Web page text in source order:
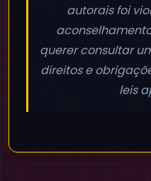
autorais foi
querer consultar
direitos e
leis